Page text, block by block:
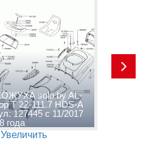
solo by AL-
T 22-111.7 HDS-A
127445 с 11/2017
года
Увеличить